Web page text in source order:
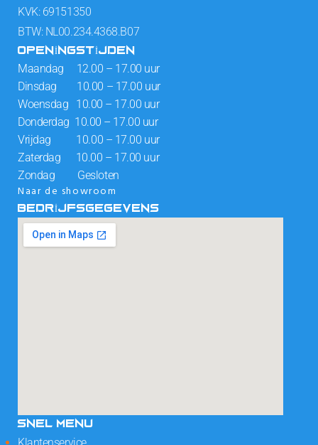
KVK: 69151350
BTW: NL00.234.4368.B07
OPENINGSTIJDEN
Maandag 12.00 – 17.00 uur
Dinsdag 10.00 – 17.00 uur
Woensdag 10.00 – 17.00 uur
Donderdag 10.00 – 17.00 uur
Vrijdag 10.00 – 17.00 uur
Zaterdag 10.00 – 17.00 uur
Zondag Gesloten
Naar de showroom
BEDRIJFSGEGEVENS
SNEL MENU